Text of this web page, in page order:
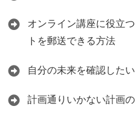
オンライン講座に役立
トを郵送できる方法
自分の未来を確認した
計画通りいかない計画